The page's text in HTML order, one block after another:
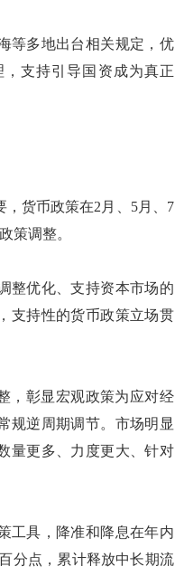
多地出台相关规定，优
支持引导国资成为真正
货币政策在2月、5月、7
策调整。
优化、支持资本市场的
持性的货币政策立场贯
彰显宏观政策为应对经
规逆周期调节。市场明显
量更多、力度更大、针对
具，降准和降息在年内
分点，累计释放中长期流